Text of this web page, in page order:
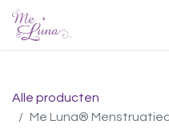
Alle producten
Me Luna®